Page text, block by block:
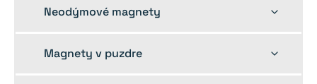
Neodýmové magnety
Toggle
Magnety v puzdre
Toggle